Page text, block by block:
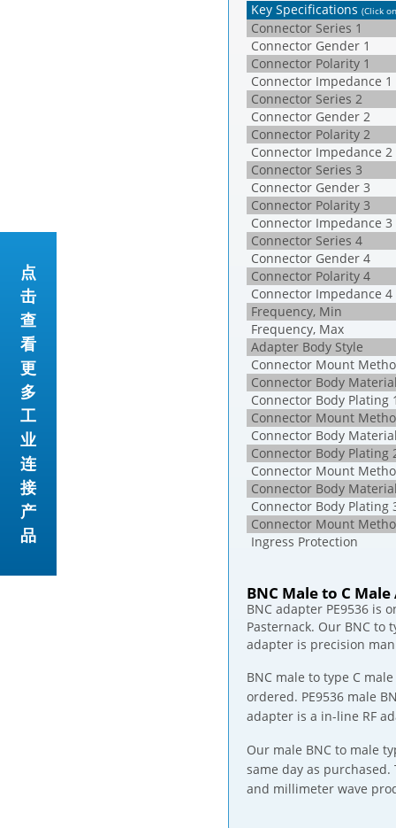
Key Specifications (Click
Connector Series 1
Connector Gender 1
Connector Polarity 1
Connector Impedance 1
Connector Series 2
Connector Gender 2
Connector Polarity 2
Connector Impedance 2
Connector Series 3
Connector Gender 3
Connector Polarity 3
Connector Impedance 3
Connector Series 4
Connector Gender 4
Connector Polarity 4
Connector Impedance 4
Frequency, Min
Frequency, Max
Adapter Body Style
Connector Mount
Connector Body
Connector Body Plating
Connector Mount
Connector Body
Connector Body Plating
Connector Mount
Connector Body
Connector Body Plating
Connector Mount
Ingress Protection
BNC Male to C
BNC adapter PE9536 is
Pasternack. Our BNC to
adapter is precision
BNC male to type C
ordered. PE9536 male
adapter is a in-line RF
Our male BNC to male
same day as purchased.
and millimeter wave
点
击
查
看
更
多
工
业
连
接
产
品